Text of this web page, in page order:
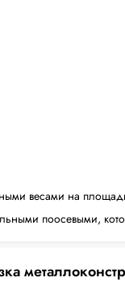
весами на
поосевыми,